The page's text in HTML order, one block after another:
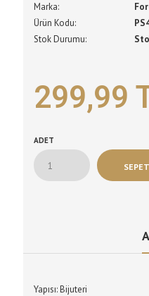
Marka:
Ürün Kodu:
Stok Durumu:
299,99
ADET
Yapısı: Bijuteri